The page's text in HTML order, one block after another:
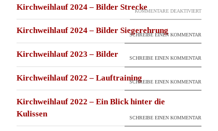
Kirchweihlauf 2024 – Bilder StreckeKOMMENTARE DEAKTIVIERTFÜR
2024
Kirchweihlauf 2024 – Bilder Siegerehrung
SCHREIBE EINEN KOMMENTAR
Kirchweihlauf 2023 – Bilder SCHREIBE EINEN KOMMENTAR
Kirchweihlauf 2022 – LauftrainingSCHREIBE EINEN KOMMENTAR
Kirchweihlauf 2022 – Ein Blick hinter die
Kulissen
SCHREIBE EINEN KOMMENTAR